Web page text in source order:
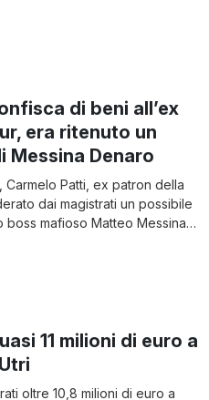
patrimoniale nei confronti dei
di beni all’ex
era ritenuto un
Messina Denaro
Carmelo Patti, ex patron della
dai magistrati un possibile
boss mafioso Matteo Messina
la Corte di Appello di Palermo,
11 milioni di euro a
oltre 10,8 milioni di euro a